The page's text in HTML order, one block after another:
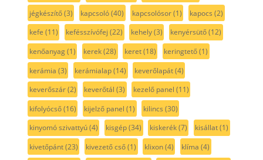
jégkészítő(3) kapcsoló(40) kapcsolósor(1) kapocs (2)
kefe (11) kefésszívófej (22) kehely(3) kenyérsütő(12)
kenőanyag(1) kerek(28) keret(18) keringtető(1)
kerámia (3) kerámialap(14) keverőlapát(4)
keverőszár(2) keverőtál (3) kezelő panel (11)
kifolyócső(16) kijelző panel (1) kilincs (30)
kinyomó szivattyú(4) kisgép(34) kiskerék(7) kisállat(1)
kivetőpánt(23) kivezető cső(1) klixon(4) klíma (4)